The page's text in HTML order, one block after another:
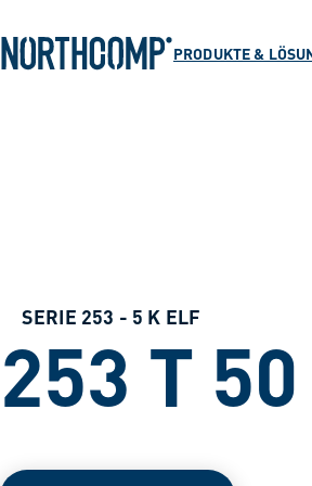
Zur Navigation springen
PRODUKTE &
SERIE 253 - 5 K ELF
253 T